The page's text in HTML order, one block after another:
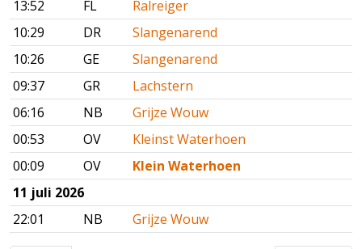
13:52
FL
Ralreiger
10:29
DR
Slangenarend
10:26
GE
Slangenarend
09:37
GR
Lachstern
06:16
NB
Grijze Wouw
00:53
OV
Kleinst Waterhoen
00:09
OV
Klein Waterhoen
11 juli 2026
22:01
NB Grijze Wouw